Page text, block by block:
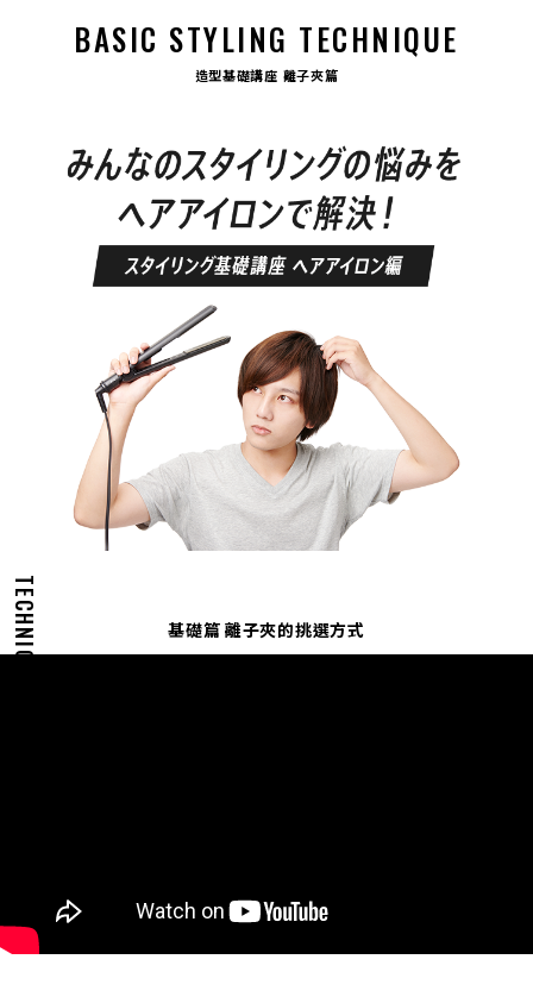
BASIC STYLING TECHNIQUE
造型基礎講座 離子夾篇
TECHNIQUES 基礎篇 離子夾的挑選方式